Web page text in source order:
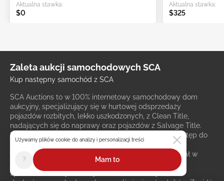
Aktualna stawka:
$0
Aktualna stawka:
$325
Zaleta aukcji samochodowych SCA
Kup następny samochód z SCA
SCA Auctions to w 100% internetowy samochodowy dom
aukcyjny, specjalizujący się w hurtowej odsprzedaży
pojazdów rozbitych, lekko uszkodzonych, z Clean Title,
nadających się do naprawy oraz pojazdów z Salvage Title.
Nasza oferta jest ogólnodostępna, przez co masz dostęp do
aukcji przedstawianych wyłącznie dla dealerów, bez
konieczności posiadania licencji dealerskiej. Weź udział w
licytacji ponad 300 000 pojazdów wystawionych na
sprzedaż IAA w tych samych cenach hurtowych, co u
Używamy plików cookie do analizy i personalizacji treści
? Mam to